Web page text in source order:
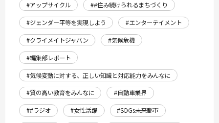
#アップサイクル
##住み続けられるまちづくり
#ジェンダー平等を実現しよう
#エンターテイメント
#クライメイトジャパン
#気候危機
#編集部レポート
#気候変動に対する、正しい知識と対応能力をみんなに
#質の高い教育をみんなに
#自動車業界
##ラジオ
#女性活躍
#SDGs未来都市